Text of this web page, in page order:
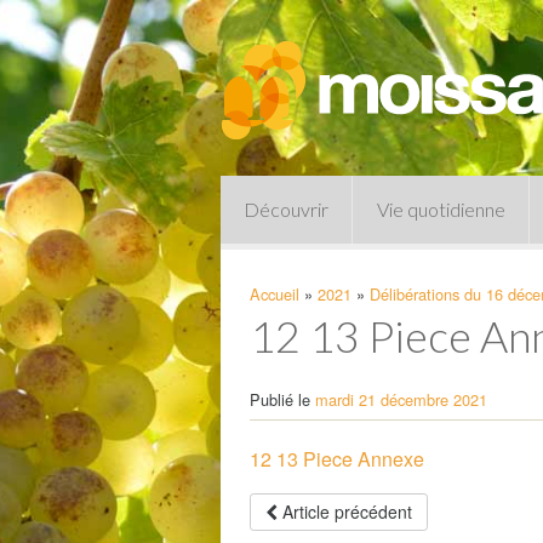
Découvrir Vie quotidienne
Pharmacies de garde
Accueil » 2021 » Délibérations du 16
12 13 Piece
Publié le mardi 21 décembre 2021
12 13 Piece Annexe
Article précédent